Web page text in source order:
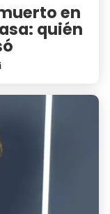
en
quién